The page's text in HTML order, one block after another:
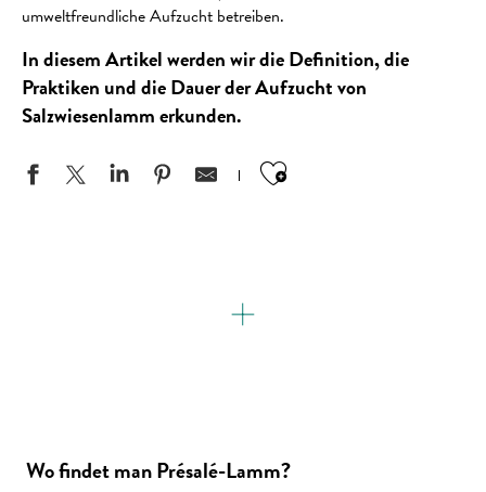
umweltfreundliche Aufzucht betreiben.
In diesem Artikel werden wir die Definition, die
Praktiken und die Dauer der Aufzucht von
Salzwiesenlamm erkunden.
Ajouter aux
Wo findet man Présalé-Lamm?